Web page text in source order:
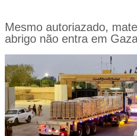
Mesmo autoriazado,
abrigo não entra em